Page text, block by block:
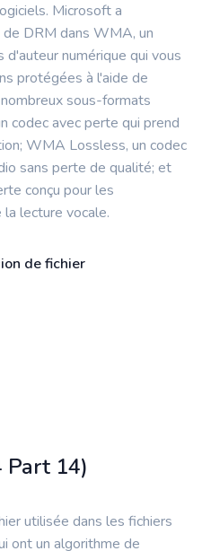
Microsoft a
DRM dans WMA, un
numérique qui vous
protégées à l'aide de
sous-formats
codec avec perte qui prend
WMA Lossless, un codec
sans perte de qualité; et
conçu pour les
lecture vocale.
de fichier
Part 14)
utilisée dans les fichiers
ont un algorithme de